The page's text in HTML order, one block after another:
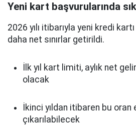
Yeni kart başvurularında
2026 yılı itibarıyla yeni kredi
daha net sınırlar getirildi.
İlk yıl kart limiti, aylık net
olacak
İkinci yıldan itibaren bu oran
çıkarılabilecek